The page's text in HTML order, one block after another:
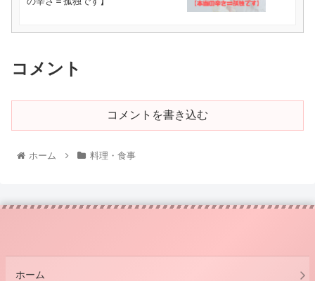
コメント
コメントを書き込む
ホーム 料理・食事
ホーム